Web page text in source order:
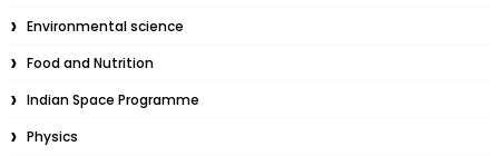
Environmental science
Food and Nutrition
Indian Space Programme
Physics